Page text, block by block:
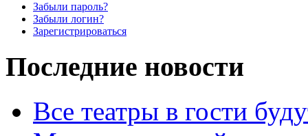
Забыли пароль?
Забыли логин?
Зарегистрироваться
Последние новости
Все театры в гости